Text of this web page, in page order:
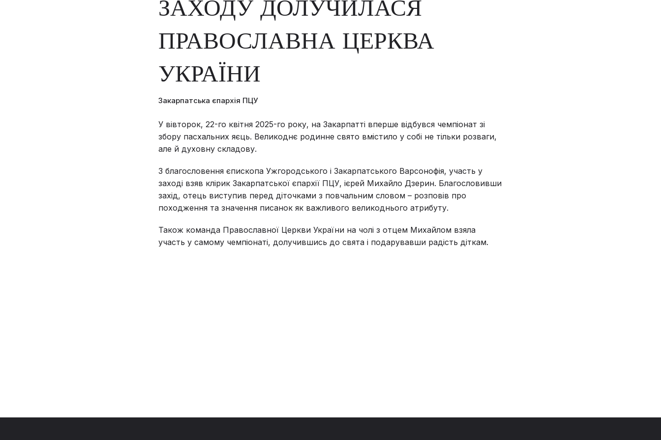
ЗАХОДУ ДОЛУЧИЛАСЯ
ПРАВОСЛАВНА ЦЕРКВА
УКРАЇНИ
Закарпатська єпархія ПЦУ
У вівторок, 22-го квітня 2025-го року, на Закарпатті вперше відбувся чемпіонат зі
збору пасхальних яєць. Великоднє родинне свято вмістило у собі не тільки розваги,
але й духовну складову.
З благословення єпископа Ужгородського і Закарпатського Варсонофія, участь у
заході взяв клірик Закарпатської єпархії ПЦУ, ієрей Михайло Дзерин. Благословивши
захід, отець виступив перед діточками з повчальним словом – розповів про
походження та значення писанок як важливого великоднього атрибуту.
Також команда Православної Церкви України на чолі з отцем Михайлом взяла
участь у самому чемпіонаті, долучившись до свята і подарувавши радість діткам.